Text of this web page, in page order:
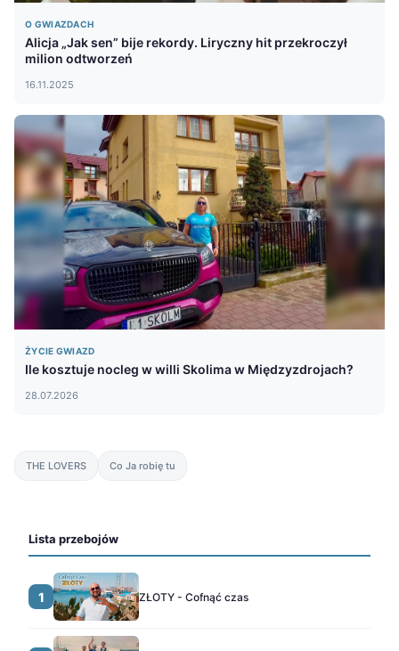
O GWIAZDACH
Alicja „Jak sen” bije rekordy. Liryczny hit przekroczył
milion odtworzeń
16.11.2025
ŻYCIE GWIAZD
Ile kosztuje nocleg w willi Skolima w Międzyzdrojach?
28.07.2026
THE LOVERS Co Ja robię tu
Lista przebojów
1 ZŁOTY - Cofnąć czas